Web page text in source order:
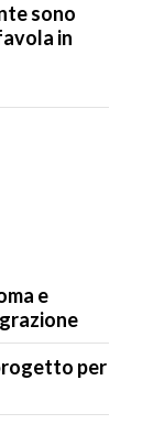
sono
in
e
per